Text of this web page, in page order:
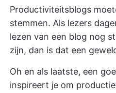
Productiviteitsblogs
stemmen. Als lezers
lezen van een blog nog
zijn, dan is dat een
Oh en als laatste, een
inspireert je om